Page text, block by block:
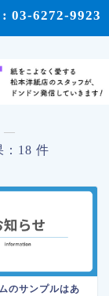
03-6272-9923
―
：18 件
のサンプルはあ